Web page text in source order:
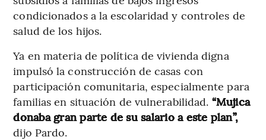
condicionados a la escolaridad y controles de
salud de los hijos.
Ya en materia de política de vivienda digna
impulsó la construcción de casas con
participación comunitaria, especialmente para
familias en situación de vulnerabilidad. “Mujica
donaba gran parte de su salario a este plan”,
dijo Pardo.